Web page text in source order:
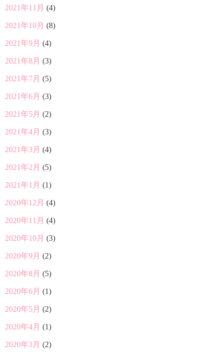
2021年11月 (4)
2021年10月 (8)
2021年9月 (4)
2021年8月 (3)
2021年7月 (5)
2021年6月 (3)
2021年5月 (2)
2021年4月 (3)
2021年3月 (4)
2021年2月 (5)
2021年1月 (1)
2020年12月 (4)
2020年11月 (4)
2020年10月 (3)
2020年9月 (2)
2020年8月 (5)
2020年6月 (1)
2020年5月 (2)
2020年4月 (1)
2020年3月 (2)